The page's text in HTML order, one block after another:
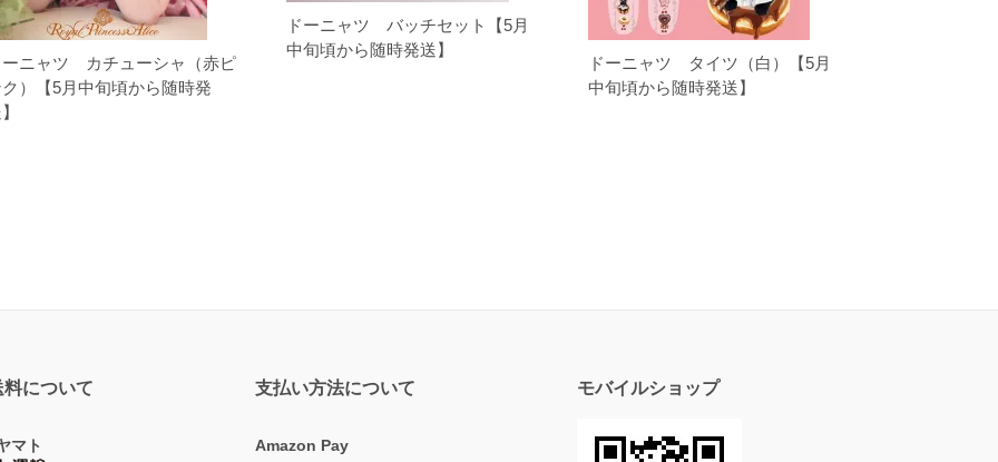
ニャツ カチューシャ（赤ピ
）【5月中旬頃から随時発
ドーニャツ バッチセット【5月
中旬頃から随時発送】
ドーニャツ タイツ（白）【5月
中旬頃から随時発送】
について
マト
支払い方法について
Amazon Pay
モバイルショップ